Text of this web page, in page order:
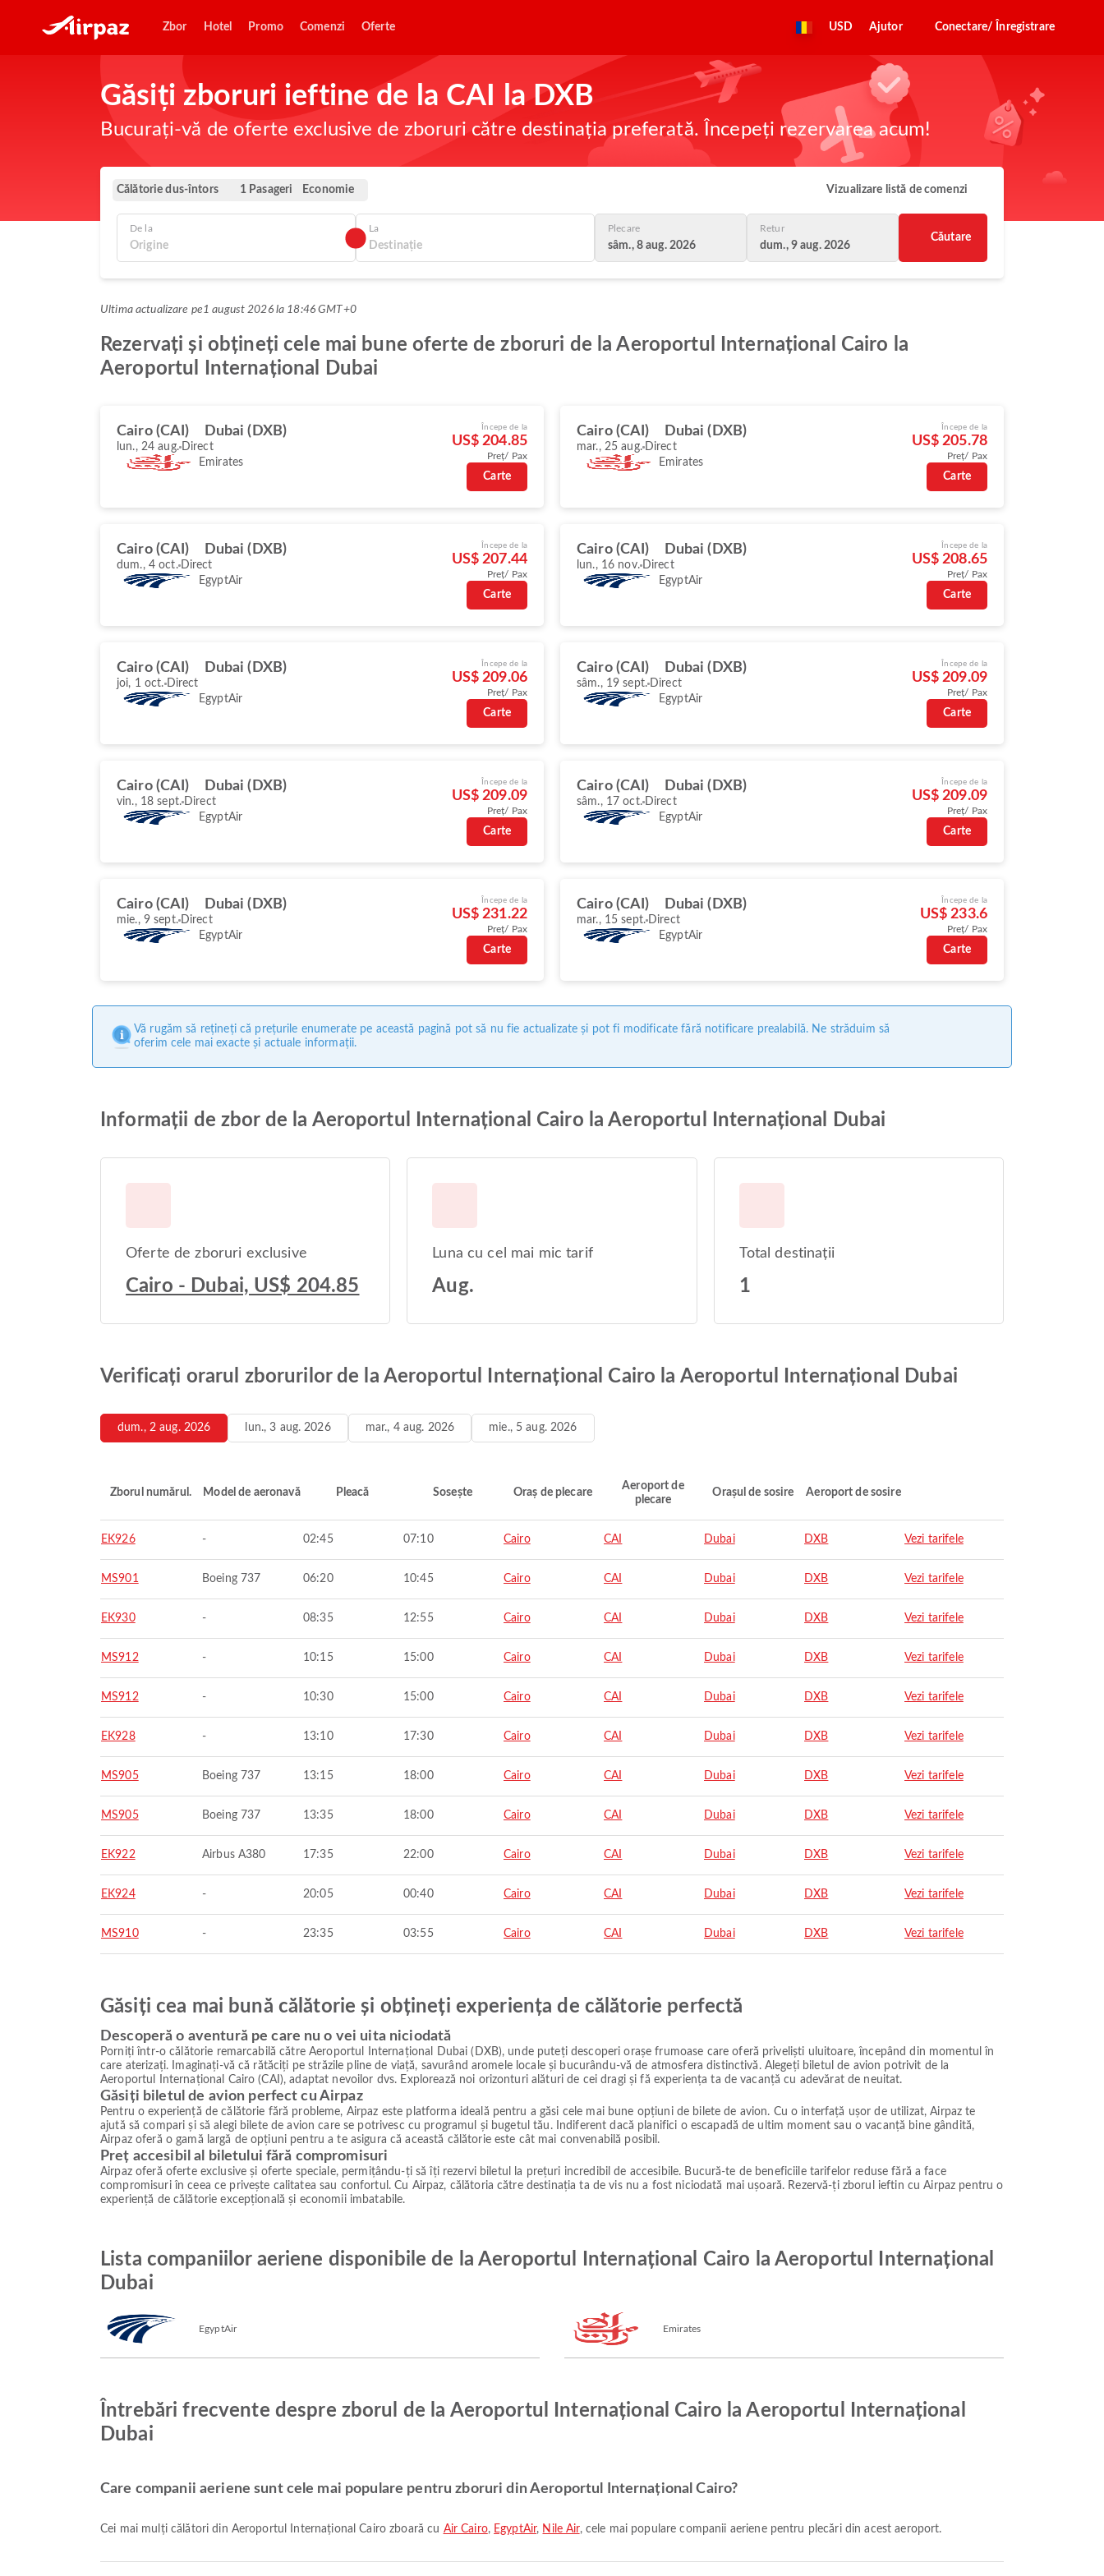
Zbor Hotel Promo Comenzi Oferte USD Ajutor Conectare/ Înregistrare
Găsiți zboruri ieftine de la CAI la DXB
Bucurați-vă de oferte exclusive de zboruri către destinația preferată. Începeți rezervarea acum!
Călătorie dus-întors 1 Pasageri Economie Vizualizare listă de comenzi
De la La Plecare
sâm., 8 aug. 2026
Retur
dum., 9 aug. 2026
Căutare
Ultima actualizare pe1 august 2026 la 18:46 GMT+0
Rezervați și obțineți cele mai bune oferte de zboruri de la Aeroportul Internațional Cairo la
Aeroportul Internațional Dubai
Cairo (CAI) Dubai (DXB)
lun., 24 aug. Direct
Emirates
Începe de la
US$ 204.85
Preț/ Pax
Carte
Cairo (CAI) Dubai (DXB)
mar., 25 aug. Direct
Emirates
Începe de la
US$ 205.78
Preț/ Pax
Carte
Cairo (CAI) Dubai (DXB)
dum., 4 oct. Direct
EgyptAir
Începe de la
US$ 207.44
Preț/ Pax
Carte
Cairo (CAI) Dubai (DXB)
lun., 16 nov. Direct
EgyptAir
Începe de la
US$ 208.65
Preț/ Pax
Carte
Cairo (CAI) Dubai (DXB)
joi, 1 oct. Direct
EgyptAir
Începe de la
US$ 209.06
Preț/ Pax
Carte
Cairo (CAI) Dubai (DXB)
sâm., 19 sept. Direct
EgyptAir
Începe de la
US$ 209.09
Preț/ Pax
Carte
Cairo (CAI) Dubai (DXB)
vin., 18 sept. Direct
EgyptAir
Începe de la
US$ 209.09
Preț/ Pax
Carte
Cairo (CAI) Dubai (DXB)
sâm., 17 oct. Direct
EgyptAir
Începe de la
US$ 209.09
Preț/ Pax
Carte
Cairo (CAI) Dubai (DXB)
mie., 9 sept. Direct
EgyptAir
Începe de la
US$ 231.22
Preț/ Pax
Carte
Cairo (CAI) Dubai (DXB)
mar., 15 sept. Direct
EgyptAir
Începe de la
US$ 233.6
Preț/ Pax
Carte
Vă rugăm să rețineți că prețurile enumerate pe această pagină pot să nu fie actualizate și pot fi modificate fără notificare prealabilă. Ne străduim să
oferim cele mai exacte și actuale informații.
Informații de zbor de la Aeroportul Internațional Cairo la Aeroportul Internațional Dubai
Oferte de zboruri exclusive
Cairo - Dubai, US$ 204.85
Luna cu cel mai mic tarif
Aug.
Total destinații
1
Verificați orarul zborurilor de la Aeroportul Internațional Cairo la Aeroportul Internațional Dubai
dum., 2 aug. 2026 lun., 3 aug. 2026 mar., 4 aug. 2026 mie., 5 aug. 2026
Zborul numărul. Model de aeronavă Pleacă Sosește Oraș de plecare
Aeroport de
plecare
Orașul de sosire Aeroport de sosire
EK926 - 02:45 07:10 Cairo CAI Dubai DXB Vezi tarifele
MS901 Boeing 737 06:20 10:45 Cairo CAI Dubai DXB Vezi tarifele
EK930 - 08:35 12:55 Cairo CAI Dubai DXB Vezi tarifele
MS912 - 10:15 15:00 Cairo CAI Dubai DXB Vezi tarifele
MS912 - 10:30 15:00 Cairo CAI Dubai DXB Vezi tarifele
EK928 - 13:10 17:30 Cairo CAI Dubai DXB Vezi tarifele
MS905 Boeing 737 13:15 18:00 Cairo CAI Dubai DXB Vezi tarifele
MS905 Boeing 737 13:35 18:00 Cairo CAI Dubai DXB Vezi tarifele
EK922 Airbus A380 17:35 22:00 Cairo CAI Dubai DXB Vezi tarifele
EK924 - 20:05 00:40 Cairo CAI Dubai DXB Vezi tarifele
MS910 - 23:35 03:55 Cairo CAI Dubai DXB Vezi tarifele
Găsiți cea mai bună călătorie și obțineți experiența de călătorie perfectă
Descoperă o aventură pe care nu o vei uita niciodată
Porniți într-o călătorie remarcabilă către Aeroportul Internațional Dubai (DXB), unde puteți descoperi orașe frumoase care oferă priveliști uluitoare, începând din momentul în
care aterizați. Imaginați-vă că rătăciți pe străzile pline de viață, savurând aromele locale și bucurându-vă de atmosfera distinctivă. Alegeți biletul de avion potrivit de la
Aeroportul Internațional Cairo (CAI), adaptat nevoilor dvs. Explorează noi orizonturi alături de cei dragi și fă experiența ta de vacanță cu adevărat de neuitat.
Găsiți biletul de avion perfect cu Airpaz
Pentru o experiență de călătorie fără probleme, Airpaz este platforma ideală pentru a găsi cele mai bune opțiuni de bilete de avion. Cu o interfață ușor de utilizat, Airpaz te
ajută să compari și să alegi bilete de avion care se potrivesc cu programul și bugetul tău. Indiferent dacă planifici o escapadă de ultim moment sau o vacanță bine gândită,
Airpaz oferă o gamă largă de opțiuni pentru a te asigura că această călătorie este cât mai convenabilă posibil.
Preț accesibil al biletului fără compromisuri
Airpaz oferă oferte exclusive și oferte speciale, permițându-ți să îți rezervi biletul la prețuri incredibil de accesibile. Bucură-te de beneficiile tarifelor reduse fără a face
compromisuri în ceea ce privește calitatea sau confortul. Cu Airpaz, călătoria către destinația ta de vis nu a fost niciodată mai ușoară. Rezervă-ți zborul ieftin cu Airpaz pentru o
experiență de călătorie excepțională și economii imbatabile.
Lista companiilor aeriene disponibile de la Aeroportul Internațional Cairo la Aeroportul Internațional
Dubai
EgyptAir Emirates
Întrebări frecvente despre zborul de la Aeroportul Internațional Cairo la Aeroportul Internațional
Dubai
Care companii aeriene sunt cele mai populare pentru zboruri din Aeroportul Internațional Cairo?
Cei mai mulți călători din Aeroportul Internațional Cairo zboară cu Air Cairo, EgyptAir, Nile Air, cele mai populare companii aeriene pentru plecări din acest aeroport.